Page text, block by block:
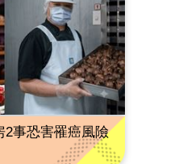
事恐害罹癌風險